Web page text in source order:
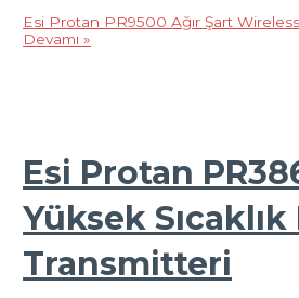
Esi Protan PR9500 Ağır Şart
Devamı »
Esi Protan
Yüksek Sıcaklık
Transmitteri